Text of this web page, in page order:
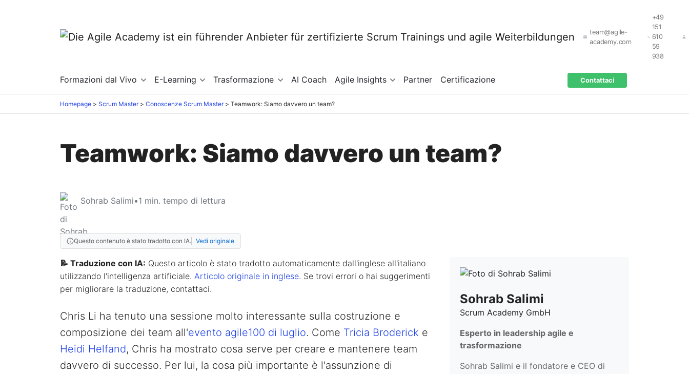
team@agile-
academy.com
+49
151
610
59
938
Formazioni dal Vivo E-Learning Trasformazione AI Coach Agile Insights Partner Certificazione Contattaci
Homepage Scrum Master Conoscenze Scrum Master Teamwork: Siamo davvero un team?
Teamwork: Siamo davvero un team?
Sohrab Salimi•1 min. tempo di lettura
Questo contenuto è stato tradotto con IA. Vedi originale
📝 Traduzione con IA: Questo articolo è stato tradotto automaticamente dall'inglese all'italiano
utilizzando l'intelligenza artificiale. Articolo originale in inglese. Se trovi errori o hai suggerimenti
per migliorare la traduzione, contattaci.
Chris Li ha tenuto una sessione molto interessante sulla costruzione e
composizione dei team all'evento agile100 di luglio. Come Tricia Broderick e
Heidi Helfand, Chris ha mostrato cosa serve per creare e mantenere team
davvero di successo. Per lui, la cosa più importante è l'assunzione di
Sohrab Salimi
Scrum Academy GmbH
Esperto in leadership agile e
trasformazione
Sohrab Salimi e il fondatore e CEO di